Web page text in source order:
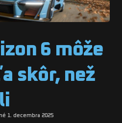
6 môže
skôr, než
1. decembra 2025